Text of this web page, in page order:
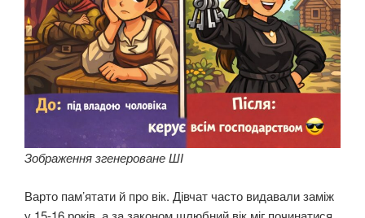
Зображення згенероване ШІ
Варто пам’ятати й про вік. Дівчат часто видавали заміж